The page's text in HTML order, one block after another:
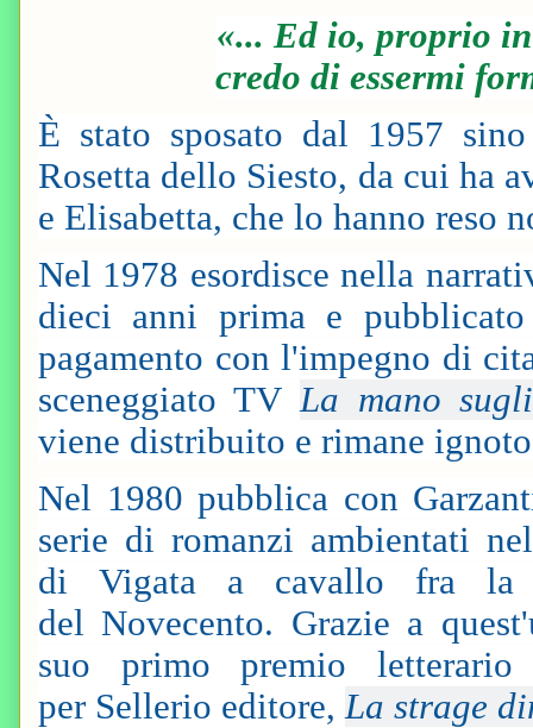
«... Ed io, proprio
credo di essermi
È stato sposato dal 1957
Rosetta dello Siesto, da cui ha
e Elisabetta, che lo hanno reso
Nel 1978 esordisce nella
dieci anni prima e
pagamento con l'impegno di
sceneggiato TV La mano
viene distribuito e rimane
Nel 1980 pubblica con
serie di romanzi ambientati
di Vigata a cavallo fra la
del Novecento. Grazie a
suo primo premio
per Sellerio editore, La strage